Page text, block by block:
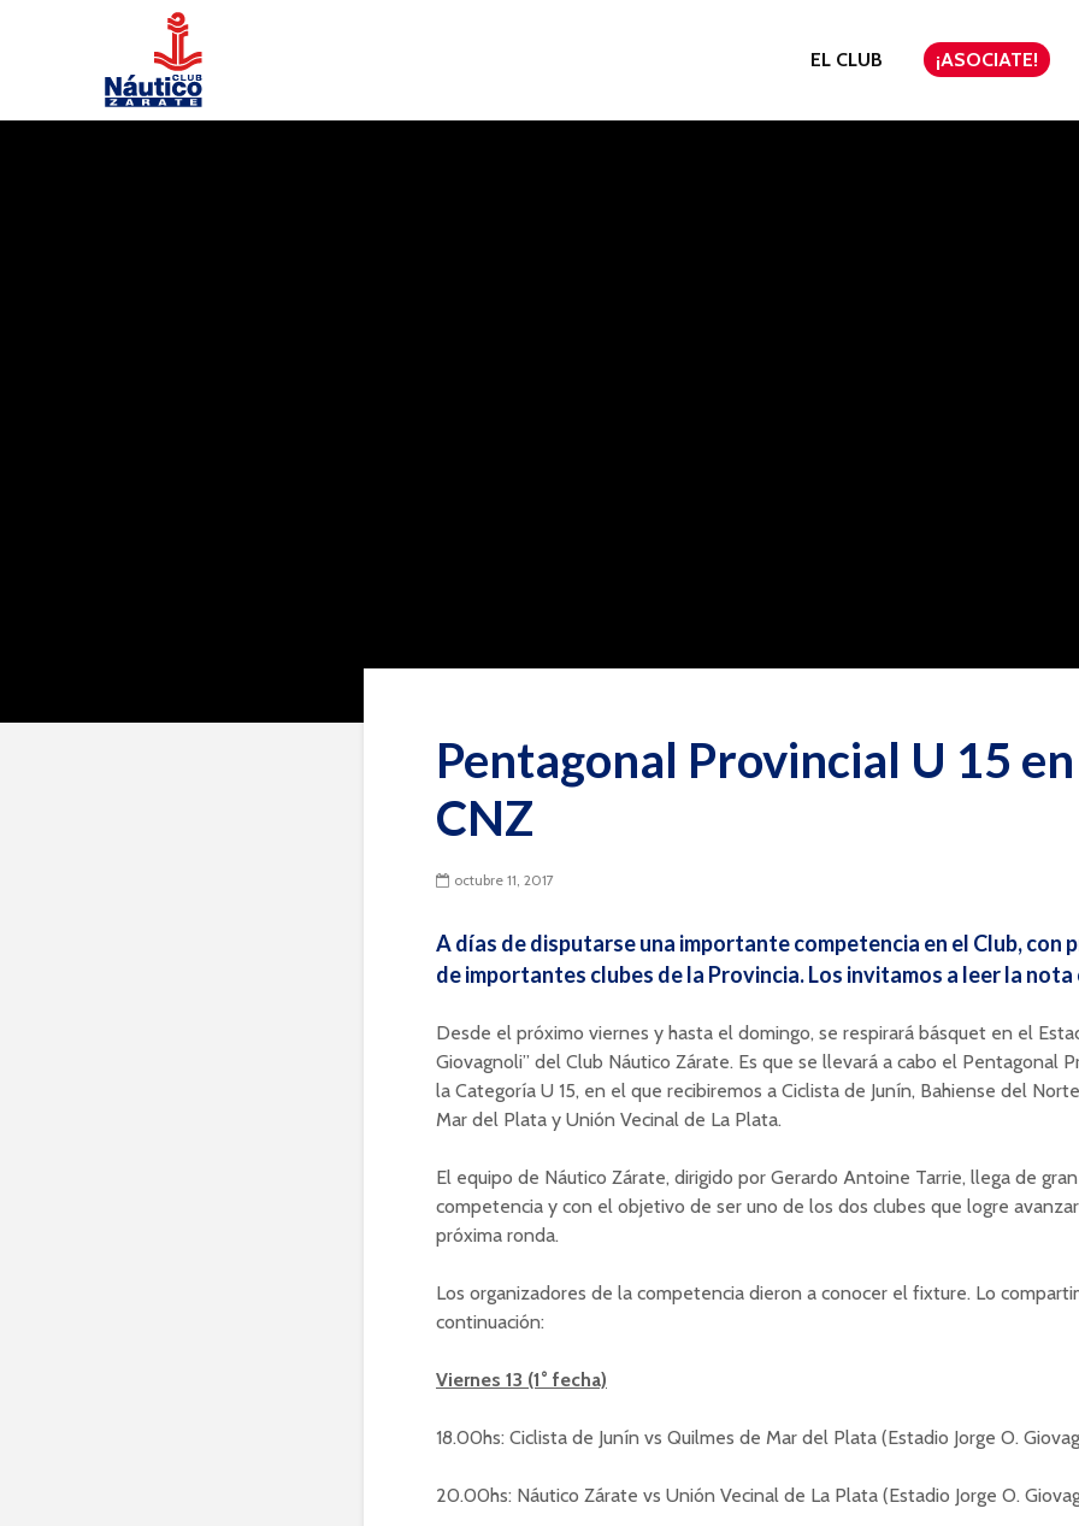
EL CLUB ¡ASOCIATE!
Pentagonal Provincial U 15
CNZ
octubre 11, 2017
A días de disputarse una importante competencia en el Club, con
de importantes clubes de la Provincia. Los invitamos a leer la
Desde el próximo viernes y hasta el domingo, se respirará básquet en el
Giovagnoli” del Club Náutico Zárate. Es que se llevará a cabo el Pentagonal
la Categoría U 15, en el que recibiremos a Ciclista de Junín, Bahiense del
Mar del Plata y Unión Vecinal de La Plata.
El equipo de Náutico Zárate, dirigido por Gerardo Antoine Tarrie, llega de
competencia y con el objetivo de ser uno de los dos clubes que logre
próxima ronda.
Los organizadores de la competencia dieron a conocer el fixture. Lo
continuación:
Viernes 13 (1° fecha)
18.00hs: Ciclista de Junín vs Quilmes de Mar del Plata (Estadio Jorge O.
20.00hs: Náutico Zárate vs Unión Vecinal de La Plata (Estadio Jorge O.